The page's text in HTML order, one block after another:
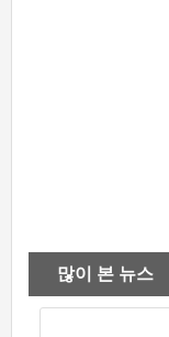
많이 본 뉴스